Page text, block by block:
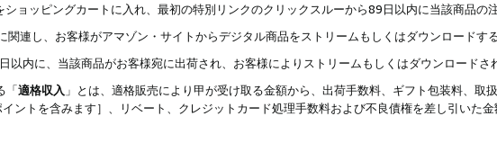
ショッピングカートに入れ、最初の特別リンクのクリックスルーから89日以内に当該商品の
関連し、お客様がアマゾン・サイトからデジタル商品をストリームもしくはダウンロードす
以内に、当該商品がお客様宛に出荷され、お客様によりストリームもしくはダウンロードさ
「適格収入 」とは、適格販売により甲が受け取る金額から、出荷手数料、ギフト包装料、取
イントを含みます］、リベート、クレジットカード処理手数料および不良債権を差し引いた金